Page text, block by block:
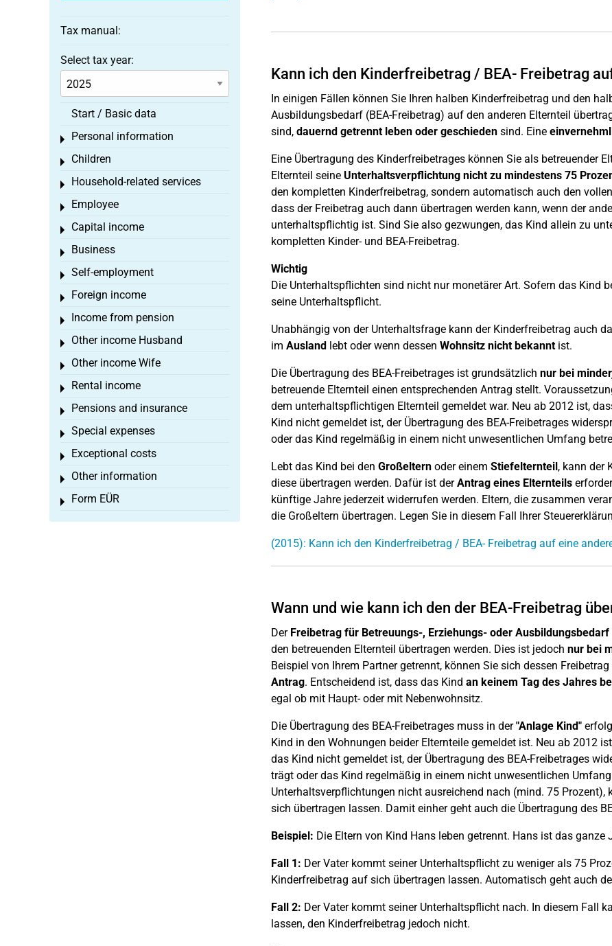
Kann ich den Kinderfreibetrag / BEA- Freibetrag
In einigen Fällen können Sie Ihren halben Kinderfreibetrag und den
Ausbildungsbedarf (BEA-Freibetrag) auf den anderen Elternteil
sind, dauernd getrennt leben oder geschiedensind. Eine
Eine Übertragung des Kinderfreibetrages können Sie als betreuender
Elternteil seine Unterhaltsverpflichtung nicht zu mindestens 75
den kompletten Kinderfreibetrag, sondern automatisch auch den
dass der Freibetrag auch dann übertragen werden kann, wenn der
unterhaltspflichtig ist. Sind Sie also gezwungen, das Kind allein zu
kompletten Kinder- und BEA-Freibetrag.
Wichtig
Die Unterhaltspflichten sind nicht nur monetärer Art. Sofern das Kind
seine Unterhaltspflicht.
Unabhängig von der Unterhaltsfrage kann der Kinderfreibetrag auch
im Auslandlebt oder wenn dessen Wohnsitz nicht bekanntist.
Die Übertragung des BEA-Freibetrages ist grundsätzlich nur bei
betreuende Elternteil einen entsprechenden Antrag stellt.
dem unterhaltspflichtigen Elternteil gemeldet war. Neu ab 2012 ist,
Kind nicht gemeldet ist, der Übertragung des BEA-Freibetrages
oder das Kind regelmäßig in einem nicht unwesentlichen Umfang
Lebt das Kind bei den Großelternoder einem Stiefelternteil, kann der
diese übertragen werden. Dafür ist derAntrag eines Elternteils
künftige Jahre jederzeit widerrufen werden. Eltern, die zusammen
die Großeltern übertragen. Legen Sie in diesem Fall Ihrer
(2015): Kann ich den Kinderfreibetrag / BEA- Freibetrag auf eine
Wann und wie kann ich den der BEA-Freibetrag
Der Freibetrag für Betreuungs-, Erziehungs- oder Ausbildungsbedarf
den betreuenden Elternteil übertragen werden. Dies ist jedoch nur bei
Beispiel von Ihrem Partner getrennt, können Sie sich dessen
Antrag. Entscheidend ist, dass das Kind an keinem Tag des Jahres
egal ob mit Haupt- oder mit Nebenwohnsitz.
Die Übertragung des BEA-Freibetrages muss in der"Anlage Kind"
Kind in den Wohnungen beider Elternteile gemeldet ist. Neu ab 2012
das Kind nicht gemeldet ist, der Übertragung des BEA-Freibetrages
trägt oder das Kind regelmäßig in einem nicht unwesentlichen
Unterhaltsverpflichtungen nicht ausreichend nach (mind. 75 Prozent),
sich übertragen lassen. Damit einher geht auch die Übertragung des
Beispiel: Die Eltern von Kind Hans leben getrennt. Hans ist das
Fall 1: Der Vater kommt seiner Unterhaltspflicht zu weniger als 75
Kinderfreibetrag auf sich übertragen lassen. Automatisch geht auch
Fall 2: Der Vater kommt seiner Unterhaltspflicht nach. In diesem Fall
lassen, den Kinderfreibetrag jedoch nicht.
Tax manual:
Select tax year:
Start / Basic data
Personal information
Toggle menu
Children
Toggle menu
Household-related services
Toggle menu
Employee
Toggle menu
Capital income
Toggle menu
Business
Toggle menu
Self-employment
Toggle menu
Foreign income
Toggle menu
Income from pension
Toggle menu
Other income Husband
Toggle menu
Other income Wife
Toggle menu
Rental income
Toggle menu
Pensions and insurance
Toggle menu
Special expenses
Toggle menu
Exceptional costs
Toggle menu
Other information
Toggle menu
Form EÜR
Toggle menu